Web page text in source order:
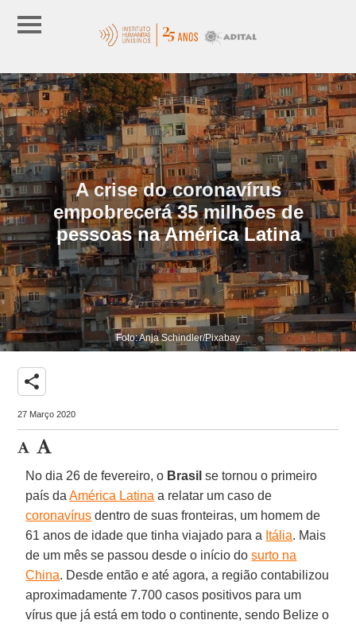
A crise do coronavírus
empobrecerá 35 milhões de
pessoas na América Latina
Foto: Anja Schindler/Pixabay
share
27 Março 2020
No dia 26 de fevereiro, o Brasil se tornou o primeiro
país daAmérica Latina a relatar um caso de
coronavírus dentro de suas fronteiras, um homem de
61 anos de idade que tinha viajado para a Itália. Mais
de um mês se passou desde o início dosurto na
China. Desde então e até agora, a região contabilizou
aproximadamente 7.700 casos positivos para um
vírus que já está em todo o continente, sendo Belize o